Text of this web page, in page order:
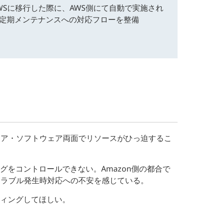
に移行した際に、AWS側にて自動で実施され
期メンテナンスへの対応フローを整備
・ソフトウェア両面でリソースがひっ迫するこ
をコントロールできない。Amazon側の都合で
ル発生時対応への不安を感じている。
グしてほしい。